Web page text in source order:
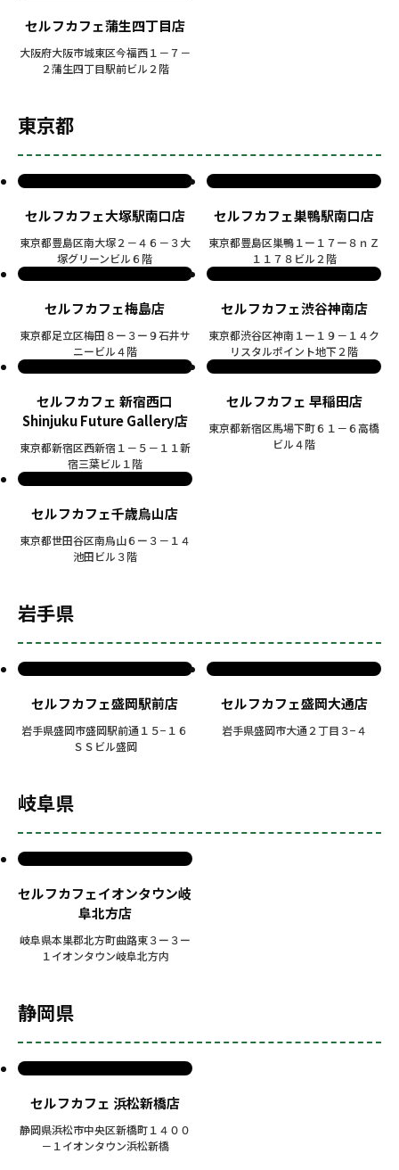
セルフカフェ蒲生四丁目店
大阪府大阪市城東区今福西１－７－
２蒲生四丁目駅前ビル２階
東京都
セルフカフェ大塚駅南口店
東京都豊島区南大塚２－４６－３大
塚グリーンビル６階
セルフカフェ巣鴨駅南口店
東京都豊島区巣鴨１ー１７ー８ｎＺ
１１７８ビル２階
セルフカフェ梅島店
東京都足立区梅田８ー３ー９石井サ
ニービル４階
セルフカフェ渋谷神南店
東京都渋谷区神南１ー１９－１４ク
リスタルポイント地下２階
セルフカフェ 新宿西口
Shinjuku Future Gallery店
東京都新宿区西新宿１－５－１１新
宿三葉ビル１階
セルフカフェ 早稲田店
東京都新宿区馬場下町６１－６高橋
ビル４階
セルフカフェ千歳烏山店
東京都世田谷区南烏山６ー３－１４
池田ビル３階
岩手県
セルフカフェ盛岡駅前店
岩手県盛岡市盛岡駅前通１５−１６
ＳＳビル盛岡
セルフカフェ盛岡大通店
岩手県盛岡市大通２丁目３−４
岐阜県
セルフカフェイオンタウン岐
阜北方店
岐阜県本巣郡北方町曲路東３ー３ー
１イオンタウン岐阜北方内
静岡県
セルフカフェ 浜松新橋店
静岡県浜松市中央区新橋町１４００
－１イオンタウン浜松新橋